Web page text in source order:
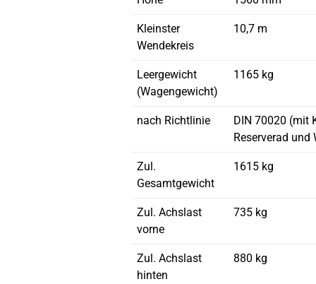
Kleinster
Wendekreis
10,7 m
Leergewicht
(Wagengewicht)
1165 kg
nach Richtlinie
DIN 70020 (mit
Reserverad und
Zul.
Gesamtgewicht
1615 kg
Zul. Achslast
vorne
735 kg
Zul. Achslast
hinten
880 kg